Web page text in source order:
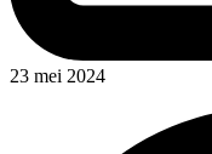
23 mei 2024